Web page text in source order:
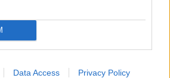
Data Access Privacy Policy
και την αναλογία
επιδόματος αδείας, αλλά
να ζητούν ευέλικτες
όπως τηλεργασία,